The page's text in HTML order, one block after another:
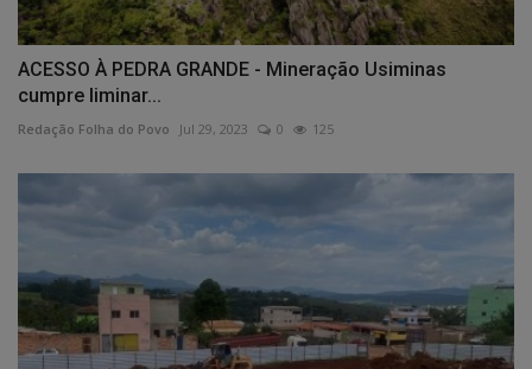
ACESSO À PEDRA GRANDE - Mineração Usiminas
cumpre liminar...
Redação Folha do Povo Jul 29, 2023 0 125